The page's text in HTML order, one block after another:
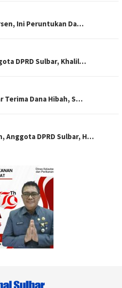
Ini Peruntukan Da…
DPRD Sulbar, Khalil…
Terima Dana Hibah, S…
Anggota DPRD Sulbar, H…